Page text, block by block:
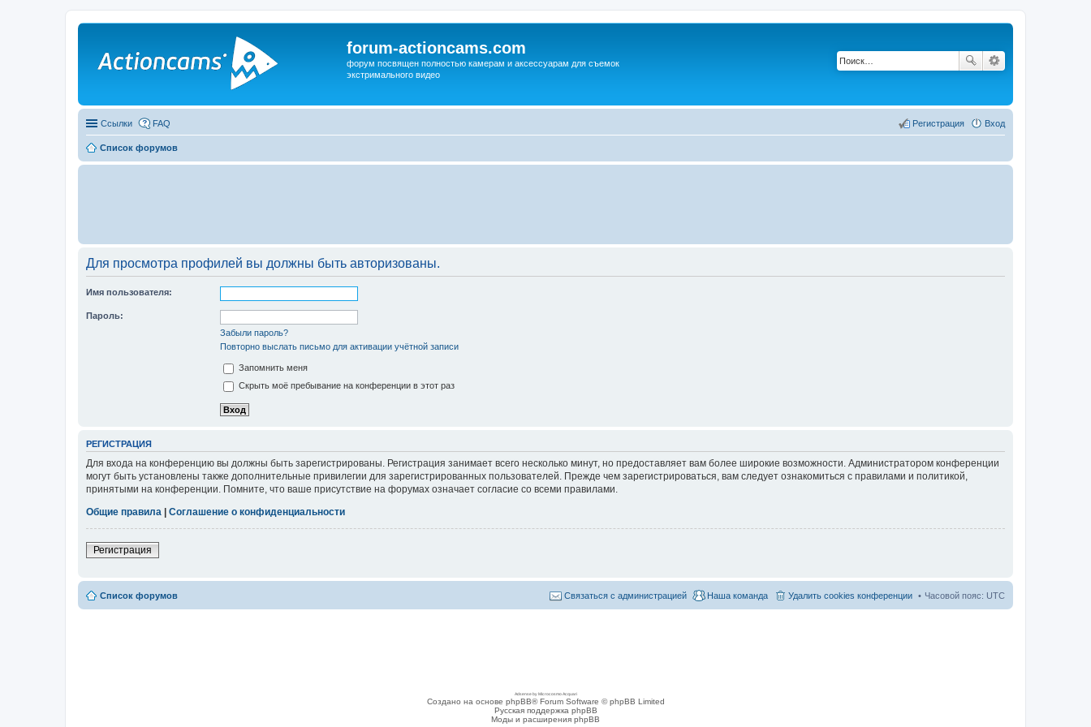
forum-actioncams.com
форум посвящен полностью камерам и аксессуарам для съемок
экстримального видео
Ссылки FAQ Вход
Регистрация
Список форумов
Для просмотра профилей вы должны быть авторизованы.
Имя пользователя:
Пароль:
Забыли пароль?
Повторно выслать письмо для активации учётной записи
Запомнить меня
Скрыть моё пребывание на конференции в этот раз
РЕГИСТРАЦИЯ
Для входа на конференцию вы должны быть зарегистрированы. Регистрация занимает всего несколько минут, но предоставляет вам более широкие возможности. Администратором конференции
могут быть установлены также дополнительные привилегии для зарегистрированных пользователей. Прежде чем зарегистрироваться, вам следует ознакомиться с правилами и политикой,
принятыми на конференции. Помните, что ваше присутствие на форумах означает согласие со всеми правилами.
Общие правила | Соглашение о конфиденциальности
Регистрация
Список форумов Часовой пояс: UTC
Удалить cookies конференции
Наша команда
Связаться с администрацией
Adsense by Microcosmo Acquari
Создано на основе phpBB® Forum Software © phpBB Limited
Русская поддержка phpBB
Моды и расширения phpBB